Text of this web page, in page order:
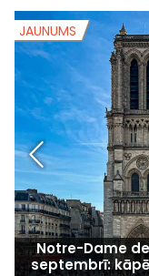
Notre-Dame
septembrī:
JAUNUMS